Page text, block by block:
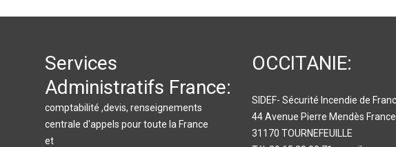
Services
Administratifs France:
comptabilité ,devis, renseignements
centrale d'appels pour toute la France
et
OCCITANIE:
SIDEF- Sécurité Incendie de
44 Avenue Pierre Mendès France
31170 TOURNEFEUILLE